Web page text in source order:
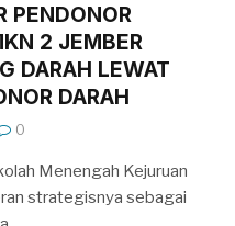
PENDONOR
2 JEMBER
DARAH LEWAT
DARAH
0
Menengah Kejuruan
strategisnya sebagai